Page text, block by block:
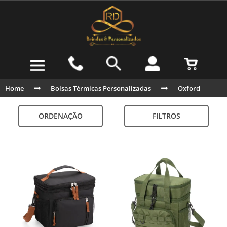
Home Bolsas Térmicas Personalizadas Oxford
ORDENAÇÃO FILTROS